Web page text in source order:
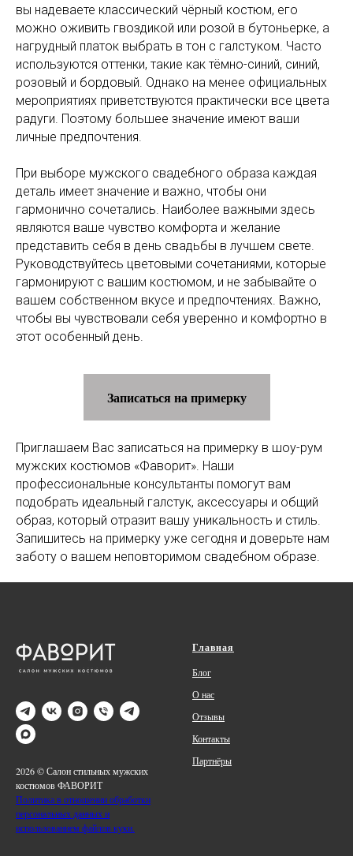
вы надеваете классический чёрный костюм, его
можно оживить гвоздикой или розой в бутоньерке, а
нагрудный платок выбрать в тон с галстуком. Часто
используются оттенки, такие как тёмно-синий, синий,
розовый и бордовый. Однако на менее официальных
мероприятиях приветствуются практически все цвета
радуги. Поэтому большее значение имеют ваши
личные предпочтения.
При выборе мужского свадебного образа каждая
деталь имеет значение и важно, чтобы они
гармонично сочетались. Наиболее важными здесь
являются ваше чувство комфорта и желание
представить себя в день свадьбы в лучшем свете.
Руководствуйтесь цветовыми сочетаниями, которые
гармонируют с вашим костюмом, и не забывайте о
вашем собственном вкусе и предпочтениях. Важно,
чтобы вы чувствовали себя уверенно и комфортно в
этот особенный день.
Записаться на примерку
Приглашаем Вас записаться на примерку в шоу-рум
мужских костюмов «Фаворит». Наши
профессиональные консультанты помогут вам
подобрать идеальный галстук, аксессуары и общий
образ, который отразит вашу уникальность и стиль.
Запишитесь на примерку уже сегодня и доверьте нам
заботу о вашем неповторимом свадебном образе.
2026 © Салон стильных мужских
костюмов ФАВОРИТ
Политика в отношении обработки
персональных данных и
использованием файлов куки.
Главная
Блог
О нас
Отзывы
Контакты
Партнёры